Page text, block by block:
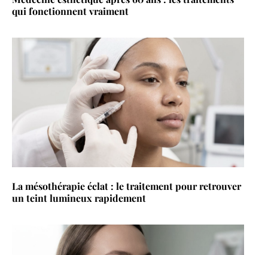
qui fonctionnent vraiment
La mésothérapie éclat : le traitement pour retrouver
un teint lumineux rapidement